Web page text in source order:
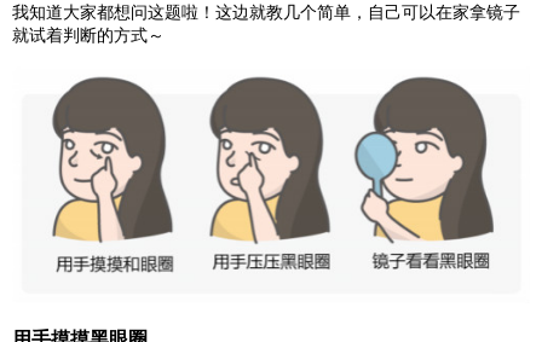
我知道大家都想问这题啦！这边就教几个简单，自己可以在家拿镜子
就试着判断的方式～